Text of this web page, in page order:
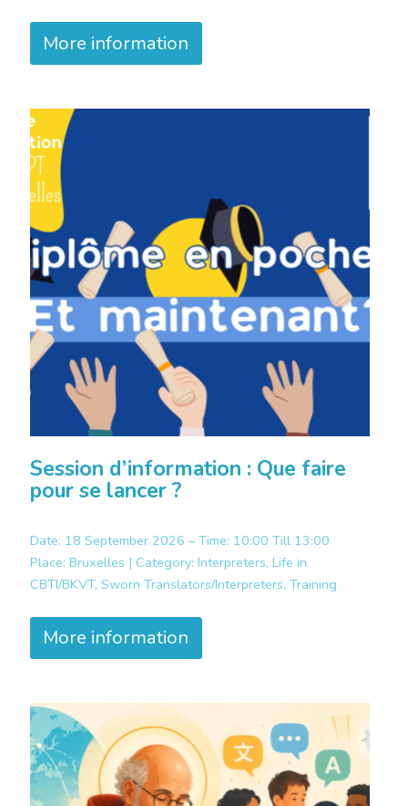
More information
Session d’information : Que faire
pour se lancer ?
Date: 18 September 2026 – Time: 10:00 Till 13:00
Place: Bruxelles | Category: Interpreters, Life in
CBTI/BKVT, Sworn Translators/Interpreters, Training
More information